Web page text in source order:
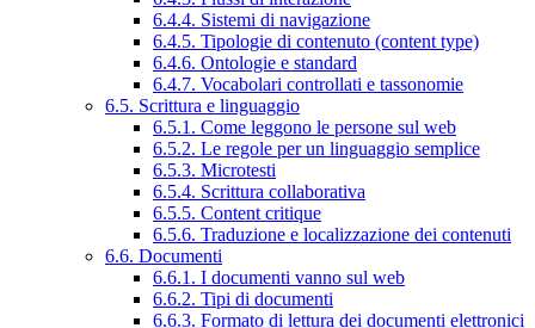
6.4.4. Sistemi di navigazione
6.4.5. Tipologie di contenuto (content type)
6.4.6. Ontologie e standard
6.4.7. Vocabolari controllati e tassonomie
6.5. Scrittura e linguaggio
6.5.1. Come leggono le persone sul web
6.5.2. Le regole per un linguaggio semplice
6.5.3. Microtesti
6.5.4. Scrittura collaborativa
6.5.5. Content critique
6.5.6. Traduzione e localizzazione dei contenuti
6.6. Documenti
6.6.1. I documenti vanno sul web
6.6.2. Tipi di documenti
6.6.3. Formato di lettura dei documenti elettronici